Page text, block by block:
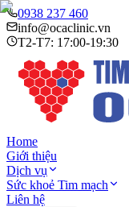
0938 237 460
info@ocaclinic.vn
T2-T7: 17:00-19:30
Home
Giới thiệu
Dịch vụ
Sức khoẻ Tim mạch
Liên hệ